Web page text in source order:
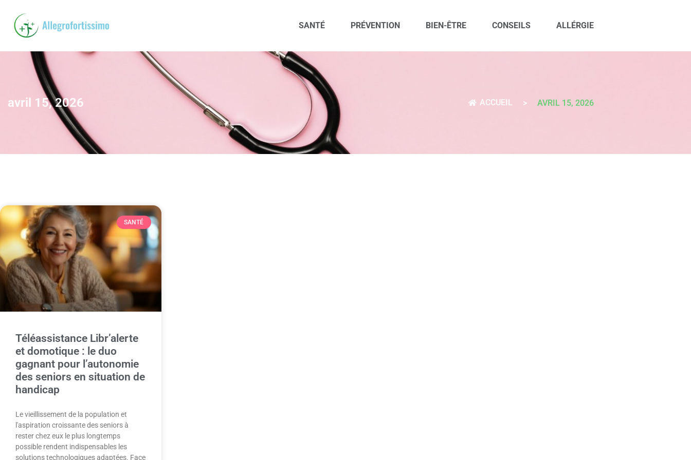
SANTÉ PRÉVENTION BIEN-ÊTRE CONSEILS ALLÉRGIE
avril 15, 2026 ACCUEIL > AVRIL 15, 2026
SANTÉ
Téléassistance Libr’alerte
et domotique : le duo
gagnant pour l’autonomie
des seniors en situation de
handicap
Le vieillissement de la population et
l'aspiration croissante des seniors à
rester chez eux le plus longtemps
possible rendent indispensables les
solutions technologiques adaptées. Face